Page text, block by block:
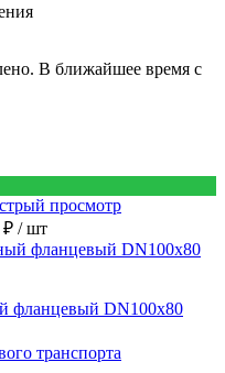
В ближайшее время с
просмотр
₽ / шт
фланцевый DN100х80